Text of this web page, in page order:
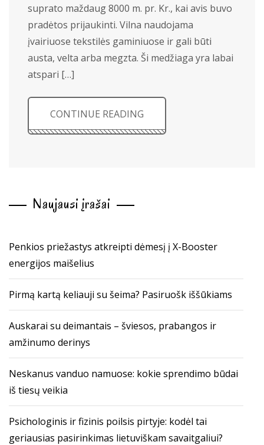
suprato maždaug 8000 m. pr. Kr., kai avis buvo
pradėtos prijaukinti. Vilna naudojama
įvairiuose tekstilės gaminiuose ir gali būti
austa, velta arba megzta. Ši medžiaga yra labai
atspari […]
CONTINUE READING
Naujausi įrašai
Penkios priežastys atkreipti dėmesį į X-Booster
energijos maišelius
Pirmą kartą keliauji su šeima? Pasiruošk iššūkiams
Auskarai su deimantais – šviesos, prabangos ir
amžinumo derinys
Neskanus vanduo namuose: kokie sprendimo būdai
iš tiesų veikia
Psichologinis ir fizinis poilsis pirtyje: kodėl tai
geriausias pasirinkimas lietuviškam savaitgaliui?